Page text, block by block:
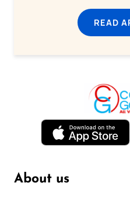
READ
About us